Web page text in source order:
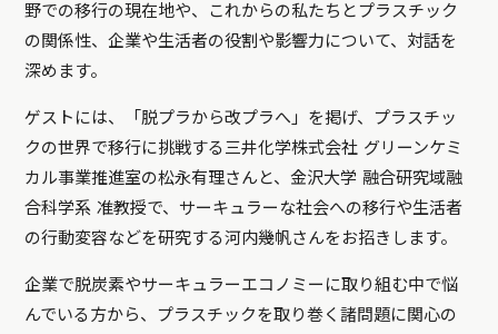
野での移行の現在地や、これからの私たちとプラスチック
の関係性、企業や生活者の役割や影響力について、対話を
深めます。
ゲストには、「脱プラから改プラへ」を掲げ、プラスチッ
クの世界で移行に挑戦する三井化学株式会社 グリーンケミ
カル事業推進室の松永有理さんと、金沢大学 融合研究域融
合科学系 准教授で、サーキュラーな社会への移行や生活者
の行動変容などを研究する河内幾帆さんをお招きします。
企業で脱炭素やサーキュラーエコノミーに取り組む中で悩
んでいる方から、プラスチックを取り巻く諸問題に関心の